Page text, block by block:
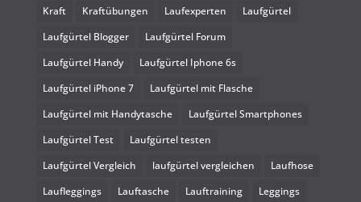
Kraft
Kraftübungen Laufexperten
Laufgürtel
Laufgürtel Blogger
Laufgürtel Forum
Laufgürtel Handy
Laufgürtel Iphone 6s
Laufgürtel iPhone 7
Laufgürtel mit Flasche
Laufgürtel mit Handytasche
Laufgürtel Smartphones
Laufgürtel Test
Laufgürtel testen
Laufgürtel Vergleich
laufgürtel vergleichen
Laufhose
Laufleggings
Lauftasche Lauftraining
Leggings